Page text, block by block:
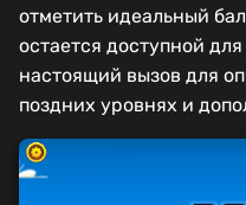
отметить идеальный
остается доступной
настоящий вызов для
поздних уровнях и